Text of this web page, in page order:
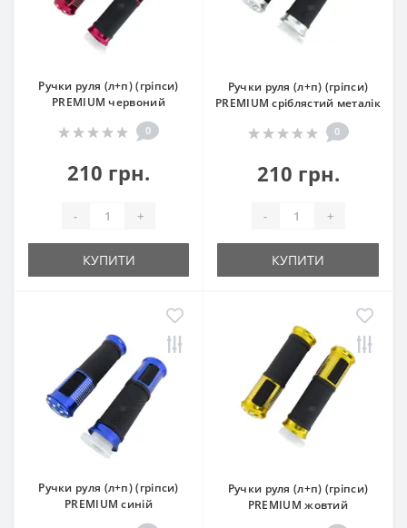
Ручки руля (л+п) (гріпси)
PREMIUM червоний
0
210 грн.
- +
КУПИТИ
Ручки руля (л+п) (гріпси)
PREMIUM сріблястий металік
0
210 грн.
- +
КУПИТИ
Ручки руля (л+п) (гріпси)
PREMIUM синій
Ручки руля (л+п) (гріпси)
PREMIUM жовтий